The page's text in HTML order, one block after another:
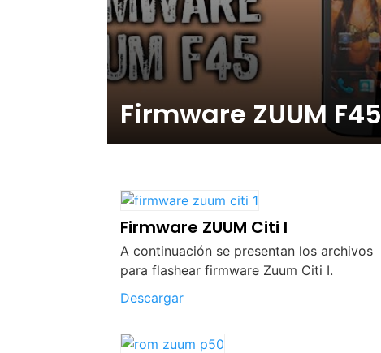
Firmware ZUUM F45
Firmware ZUUM Citi I
A continuación se presentan los archivos
para flashear firmware Zuum Citi I.
Descargar